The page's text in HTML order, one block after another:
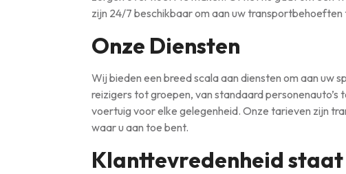
zijn 24/7 beschikbaar om aan uw transportbehoeften
Onze Diensten
Wij bieden een breed scala aan diensten om aan uw
reizigers tot groepen, van standaard personenauto’s
voertuig voor elke gelegenheid. Onze tarieven zijn
waar u aan toe bent.
Klanttevredenheid